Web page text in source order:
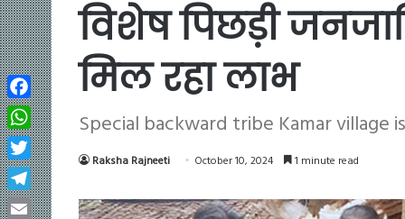
विशेष पिछड़ी
मिल रहा लाभ
Special backward tribe Kamar village
Raksha Rajneeti October 10, 2024 1 minute read
Facebook
WhatsApp
Twitter
Telegram